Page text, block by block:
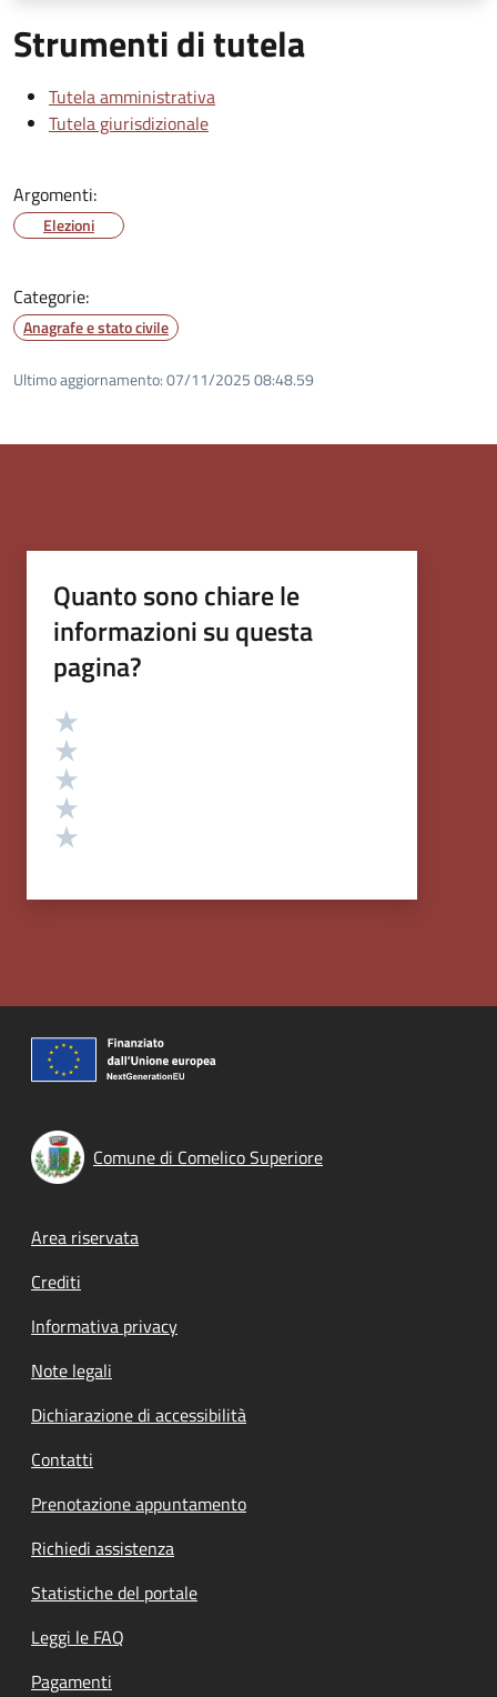
Strumenti di tutela
Tutela amministrativa
Tutela giurisdizionale
Argomenti:
Elezioni
Categorie:
Anagrafe e stato civile
Ultimo aggiornamento:07/11/2025 08:48.59
Quanto sono chiare le
informazioni su questa
pagina?
Valutazione
Comune di Comelico Superiore
Footer menu
Area riservata
Crediti
Informativa privacy
Note legali
Dichiarazione di accessibilità
Contatti
Prenotazione appuntamento
Richiedi assistenza
Statistiche del portale
Leggi le FAQ
Pagamenti